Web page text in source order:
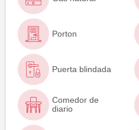
Porton
Puerta blindada
Comedor de
diario